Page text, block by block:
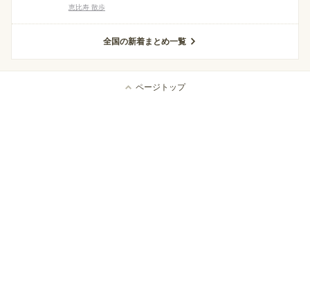
恵比寿 散歩
全国の新着まとめ一覧
ページトップ